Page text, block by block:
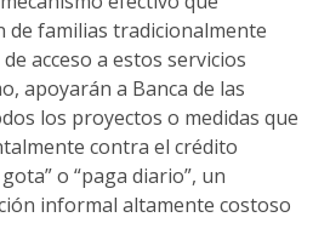
de familias tradicionalmente
acceso a estos servicios
apoyarán a Banca de las
los proyectos o medidas que
contra el crédito
o “paga diario”, un
informal altamente costoso